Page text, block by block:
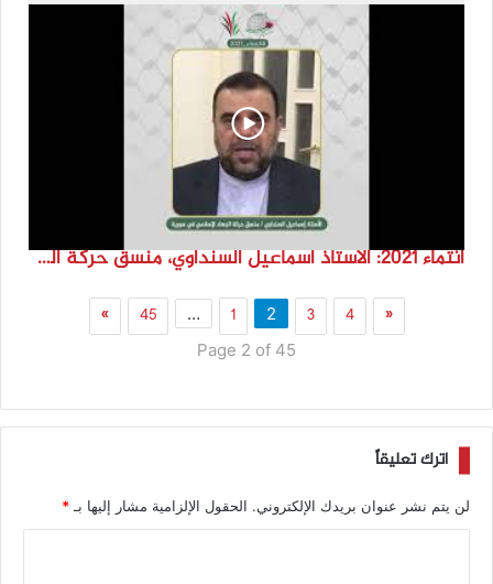
انتماء 2021: الاستاذ اسماعيل السنداوي، منسق حركة الجهاد الاسلامي في سوريا
«
1 2 3 4
…
45
»
Page 2 of 45
اترك تعليقاً
لن يتم نشر عنوان بريدك الإلكتروني. الحقول الإلزامية مشار إليها بـ *